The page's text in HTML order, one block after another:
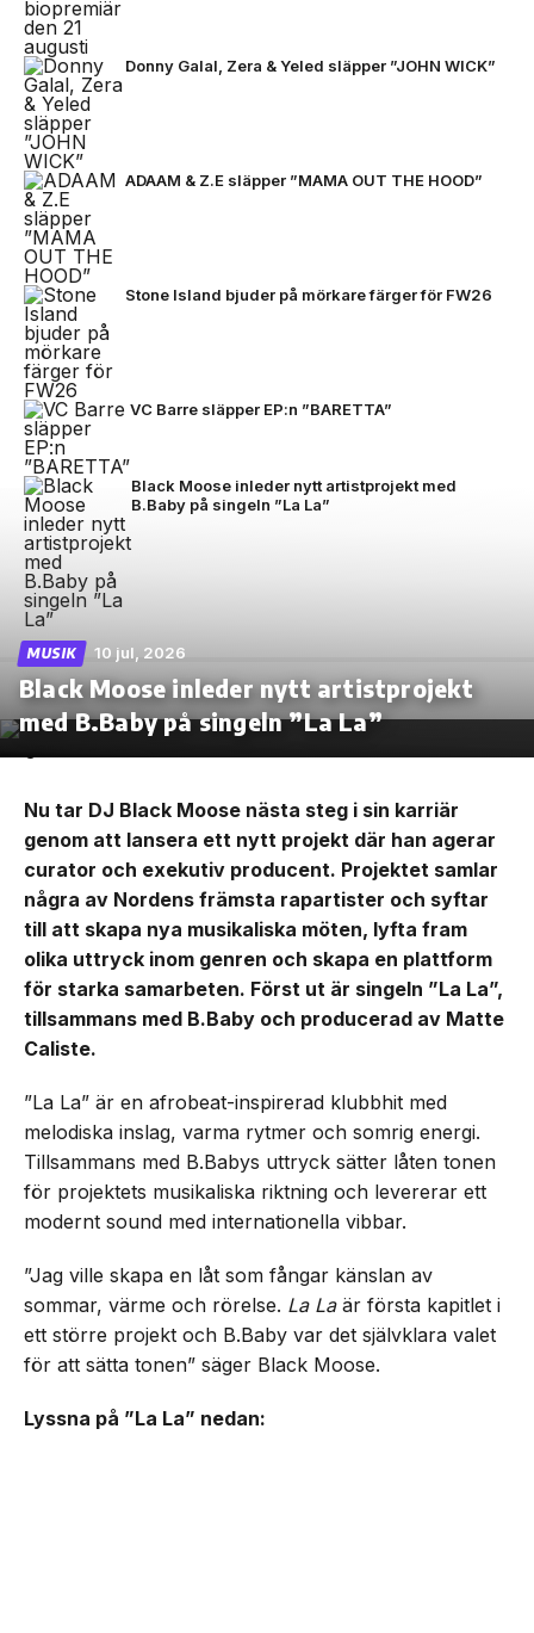
Donny Galal, Zera & Yeled släpper ”JOHN WICK”
ADAAM & Z.E släpper ”MAMA OUT THE HOOD”
Stone Island bjuder på mörkare färger för FW26
VC Barre släpper EP:n ”BARETTA”
Black Moose inleder nytt artistprojekt med
B.Baby på singeln ”La La”
MUSIK 10 jul, 2026
Black Moose inleder nytt artistprojekt
med B.Baby på singeln ”La La”
Nu tar DJ Black Moose nästa steg i sin karriär
genom att lansera ett nytt projekt där han agerar
curator och exekutiv producent. Projektet samlar
några av Nordens främsta rapartister och syftar
till att skapa nya musikaliska möten, lyfta fram
olika uttryck inom genren och skapa en plattform
för starka samarbeten. Först ut är singeln ”La La”,
tillsammans med B.Baby och producerad av Matte
Caliste.
”La La” är en afrobeat-inspirerad klubbhit med
melodiska inslag, varma rytmer och somrig energi.
Tillsammans med B.Babys uttryck sätter låten tonen
för projektets musikaliska riktning och levererar ett
modernt sound med internationella vibbar.
”Jag ville skapa en låt som fångar känslan av
sommar, värme och rörelse. La Laär första kapitlet i
ett större projekt och B.Baby var det självklara valet
för att sätta tonen” säger Black Moose.
Lyssna på ”La La” nedan: